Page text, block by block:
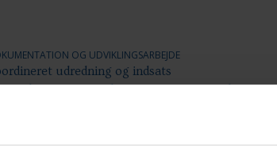
OG UDVIKLINGSARBEJDE
udredning og indsats
Christiane Flensborg Jensen, Lars Fynbo,